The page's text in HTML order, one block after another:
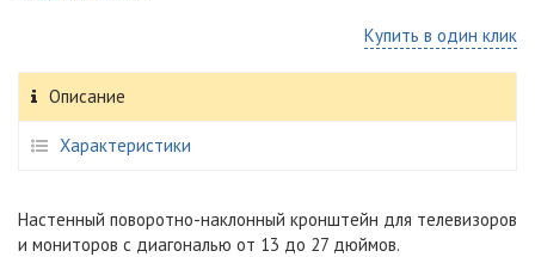
Купить в один клик
Описание
Характеристики
Настенный поворотно-наклонный кронштейн для телевизоров
и мониторов с диагональю от 13 до 27 дюймов.